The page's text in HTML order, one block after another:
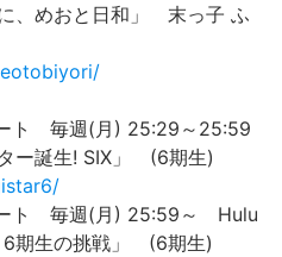
、めおと日和」 末っ子 ふ
ト 毎週(月) 25:29～25:59
ー誕生! SIX」 (6期生)
ート 毎週(月) 25:59～ Hulu
6期生の挑戦」 (6期生)